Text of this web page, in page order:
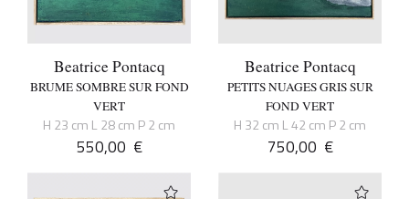
Beatrice Pontacq
BRUME SOMBRE SUR FOND
VERT
H 23 cm L 28 cm P 2 cm
550,00 €
Beatrice Pontacq
PETITS NUAGES GRIS SUR
FOND VERT
H 32 cm L 42 cm P 2 cm
750,00 €